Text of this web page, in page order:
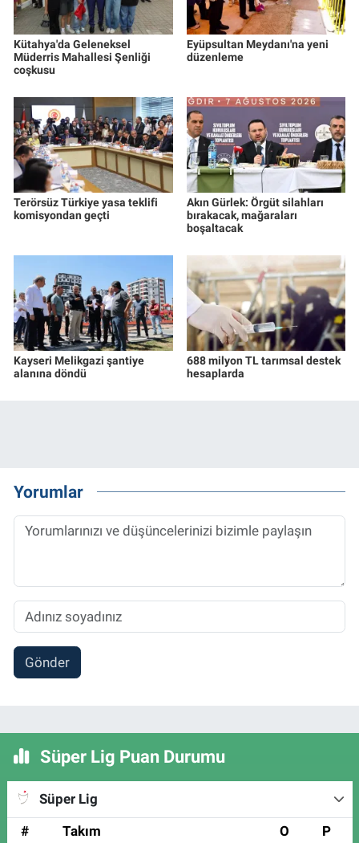
Kütahya'da Geleneksel
Müderris Mahallesi Şenliği
coşkusu
Eyüpsultan Meydanı'na yeni
düzenleme
Terörsüz Türkiye yasa teklifi
komisyondan geçti
Akın Gürlek: Örgüt silahları
bırakacak, mağaraları
boşaltacak
Kayseri Melikgazi şantiye
alanına döndü
688 milyon TL tarımsal destek
hesaplarda
Yorumlar
Gönder
Süper Lig Puan Durumu
Süper Lig
#
Takım O P